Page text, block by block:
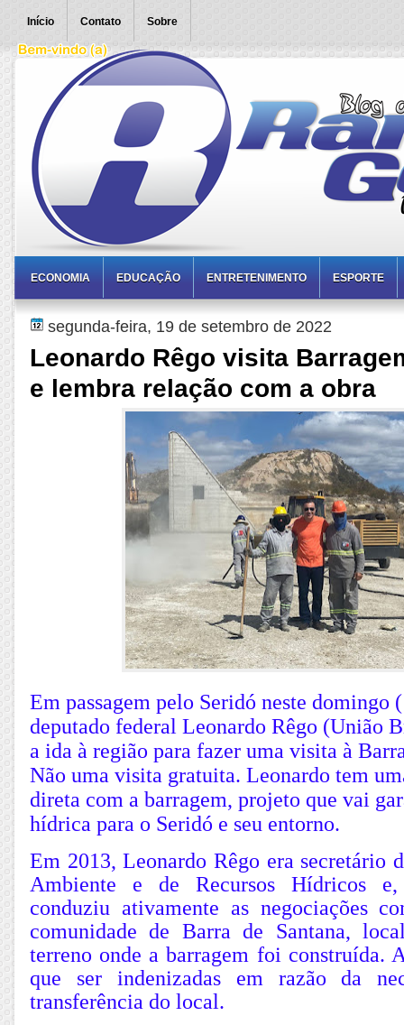
Início Contato Sobre
ECONOMIA EDUCAÇÃO ENTRETENIMENTO ESPORTE
segunda-feira, 19 de setembro de 2022
Leonardo Rêgo visita
e lembra relação com a obra
Em passagem pelo Seridó neste domingo
deputado federal Leonardo Rêgo (União
a ida à região para fazer uma visita à
Não uma visita gratuita. Leonardo tem
direta com a barragem, projeto que vai
hídrica para o Seridó e seu entorno.
Em 2013, Leonardo Rêgo era secretário
Ambiente e de Recursos Hídricos e,
conduziu ativamente as negociações
comunidade de Barra de Santana,
terreno onde a barragem foi construída.
que ser indenizadas em razão da
transferência do local.